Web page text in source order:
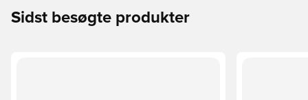
Sidst besøgte produkter